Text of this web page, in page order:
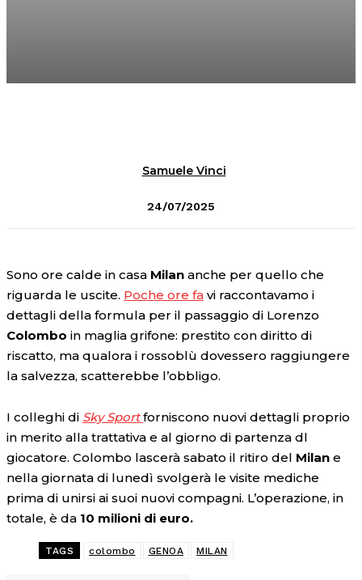
Samuele Vinci
24/07/2025
Sono ore calde in casa Milan anche per quello che
riguarda le uscite. Poche ore fa vi raccontavamo i
dettagli della formula per il passaggio di Lorenzo
Colombo in maglia grifone: prestito con diritto di
riscatto, ma qualora i rossoblù dovessero raggiungere
la salvezza, scatterebbe l’obbligo.
I colleghi di Sky Sport forniscono nuovi dettagli proprio
in merito alla trattativa e al giorno di partenza dl
giocatore. Colombo lascerà sabato il ritiro del Milan e
nella giornata di lunedì svolgerà le visite mediche
prima di unirsi ai suoi nuovi compagni. L’operazione, in
totale, è da 10 milioni di euro.
TAGS colombo GENOA MILAN